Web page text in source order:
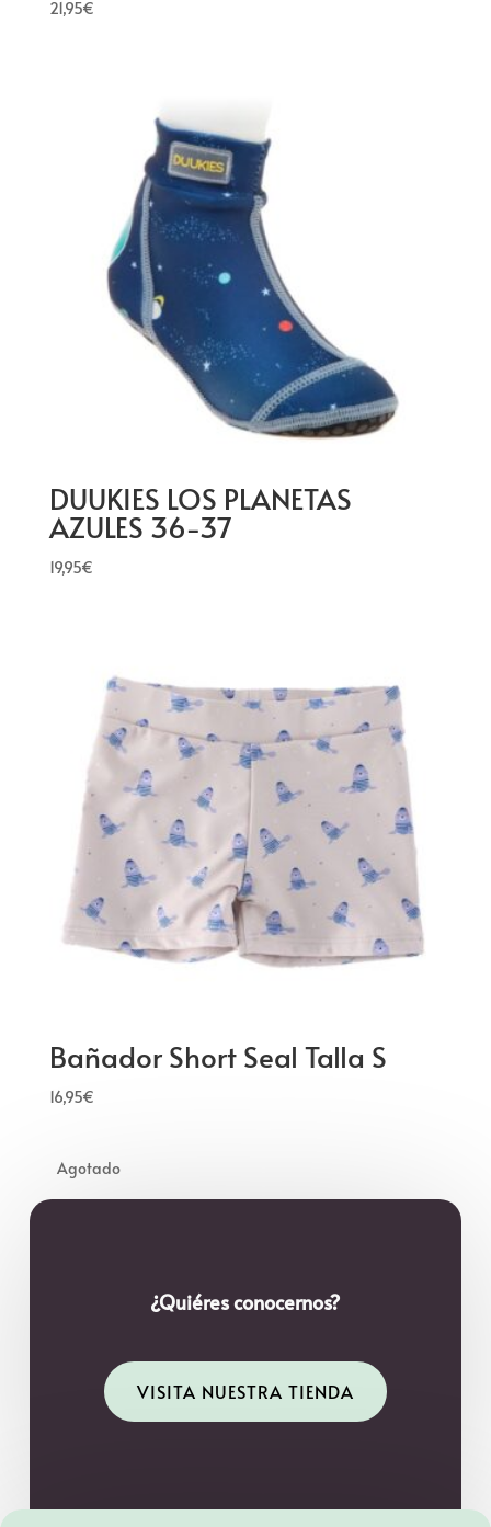
21,95€
DUUKIES LOS PLANETAS
AZULES 36-37
19,95€
Bañador Short Seal Talla S
16,95€
¿Quiéres conocernos?
VISITA NUESTRA TIENDA